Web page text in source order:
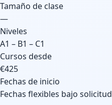
Tamaño de clase
—
Niveles
A1 – B1 – C1
Cursos desde
€425
Fechas de inicio
Fechas flexibles bajo solicitud